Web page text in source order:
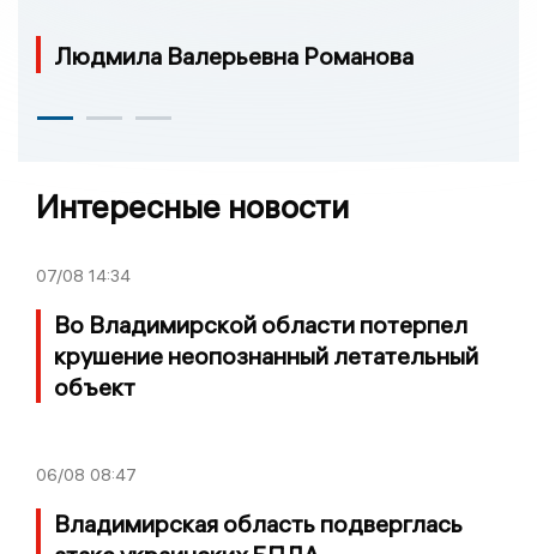
Людмила Валерьевна Романова
Интересные новости
07/08 14:34
Во Владимирской области потерпел
крушение неопознанный летательный
объект
06/08 08:47
Владимирская область подверглась